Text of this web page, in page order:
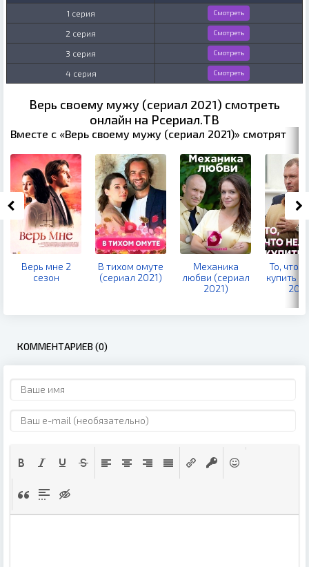
1 серия Смотреть
2 серия Смотреть
3 серия Смотреть
4 серия Смотреть
Верь своему мужу (сериал 2021) смотреть
онлайн на Рсериал.ТВ
Вместе с «Верь своему мужу (сериал 2021)» смотрят
Верь мне 2
сезон
В тихом омуте
(сериал 2021)
Механика
любви (сериал
2021)
То, что
купить
КОММЕНТАРИЕВ (0)